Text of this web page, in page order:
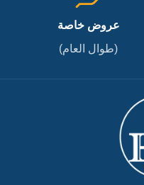
عروض خاصة
(طوال العام)